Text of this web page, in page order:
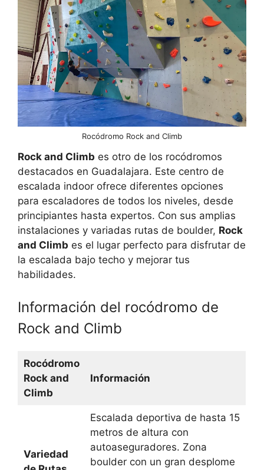
Rocódromo Rock and Climb
Rock and Climb es otro de los rocódromos
destacados en Guadalajara. Este centro de
escalada indoor ofrece diferentes opciones
para escaladores de todos los niveles, desde
principiantes hasta expertos. Con sus amplias
instalaciones y variadas rutas de boulder, Rock
and Climb es el lugar perfecto para disfrutar de
la escalada bajo techo y mejorar tus
habilidades.
Información del rocódromo de
Rock and Climb
Rocódromo
Rock and
Climb
Información
Variedad
Escalada deportiva de hasta 15
metros de altura con
autoaseguradores. Zona
boulder con un gran desplome